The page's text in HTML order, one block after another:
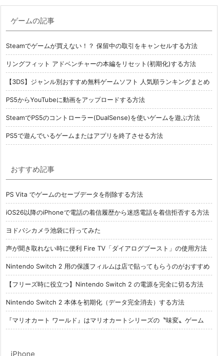
ゲームの記事
Steamでゲームが買えない！？ 保留中の取引をキャンセルする方法
リングフィット アドベンチャーの本編をリセット(初期化)する方法
【3DS】ジャンル別おすすめ無料ゲームソフト 人気順ランキングまとめ
PS5からYouTubeに動画をアップロードする方法
SteamでPS5のコントローラー(DualSense)を使いゲームを遊ぶ方法
PS5で遊んでいるゲームまたはアプリを終了させる方法
おすすめ記事
PS Vita でゲームのセーブデータを削除する方法
iOS26以降のiPhoneで電話の着信履歴から迷惑電話を着信拒否する方法
ヨドバシカメラ池袋に行ってみた
声が聞き取れない時に便利 Fire TV「ダイアログブースト」の使用方法
Nintendo Switch 2 用の保護フィルムは店で貼ってもらうのがおすすめ
【フリーズ時に役立つ】Nintendo Switch 2 の電源を完全に切る方法
Nintendo Switch 2 本体を初期化（データ完全消去）する方法
『マリオカート ワールド』はマリオカートシリーズの〝味変〟ゲーム
iPhone